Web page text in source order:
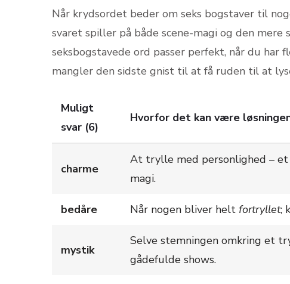
Når krydsordet beder om seks bogstaver til
svaret spiller på både scene-magi og den
seksbogstavede ord passer perfekt, når du har
mangler den sidste gnist til at få ruden til at
Muligt
svar (6)
Hvorfor det kan være
charme
At trylle med personlighed –
magi.
bedåre Når nogen bliver helt fortryllet;
mystik
Selve stemningen omkring et
gådefulde shows.